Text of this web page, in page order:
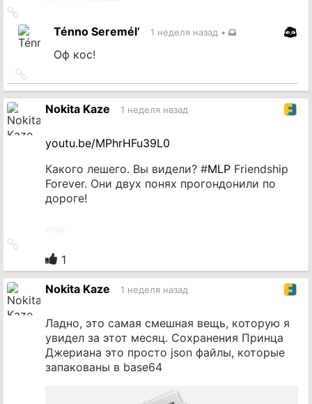
на
источникTénno Seremél’ 1 неделя назад •
Оф кос!
на
источник
Nokita Kaze 1 неделя назад
youtu.be/MPhrHFu39L0
Какого лешего. Вы видели? #MLP Friendship
Forever. Они двух понях прогондонили по
дороге!
источник
1
Nokita Kaze 1 неделя назад
Ладно, это самая смешная вещь, которую я
увидел за этот месяц. Сохранения Принца
Джериана это просто json файлы, которые
запакованы в base64